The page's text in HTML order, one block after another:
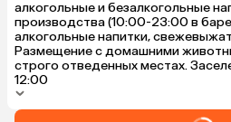
алкогольные и безалкогольные
производства (10:00-23:00 в
алкогольные напитки,
Размещение с домашними
строго отведенных местах.
12:00